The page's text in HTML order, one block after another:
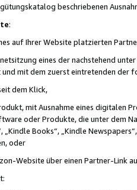
beschriebenen
:
auf Ihrer Website platzierten
eines der nachstehend
mit dem zuerst eintretenden der
dem Klick,
mit Ausnahme eines digitalen
oder Produkte, die unter dem
„Kindle Books“, „Kindle
oder
Website über einen Partner-Link